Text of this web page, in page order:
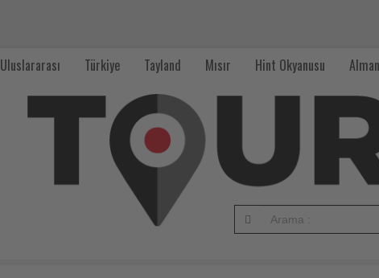
Uluslararası Türkiye Tayland Mısır Hint Okyanusu